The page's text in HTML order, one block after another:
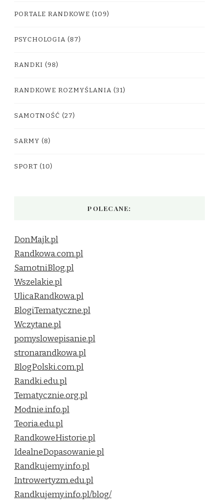
PORTALE RANDKOWE (109)
PSYCHOLOGIA (87)
RANDKI (98)
RANDKOWE ROZMYŚLANIA (31)
SAMOTNOŚĆ (27)
SARMY (8)
SPORT (10)
POLECANE:
DonMajk.pl
Randkowa.com.pl
SamotniBlog.pl
Wszelakie.pl
UlicaRandkowa.pl
BlogiTematyczne.pl
Wczytane.pl
pomyslowepisanie.pl
stronarandkowa.pl
BlogPolski.com.pl
Randki.edu.pl
Tematycznie.org.pl
Modnie.info.pl
Teoria.edu.pl
RandkoweHistorie.pl
IdealneDopasowanie.pl
Randkujemy.info.pl
Introwertyzm.edu.pl
Randkujemy.info.pl/blog/